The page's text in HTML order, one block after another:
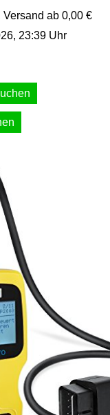
Versand ab 0,00 €
23:39 Uhr